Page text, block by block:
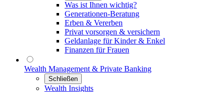
Was ist Ihnen wichtig?
Generationen-Beratung
Erben & Vererben
Privat vorsorgen & versichern
Geldanlage für Kinder & Enkel
Finanzen für Frauen
Wealth Management & Private Banking
Schließen
Wealth Insights